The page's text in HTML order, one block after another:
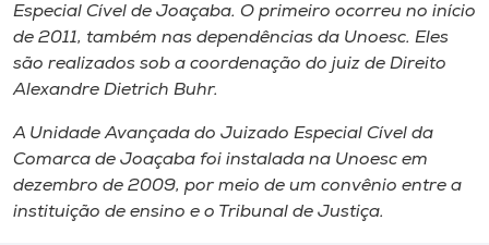
Selecione
Especial Cível de Joaçaba. O primeiro ocorreu no início
de 2011, também nas dependências da Unoesc. Eles
são realizados sob a coordenação do juiz de Direito
Alexandre Dietrich Buhr.
A Unidade Avançada do Juizado Especial Cível da
Comarca de Joaçaba foi instalada na Unoesc em
dezembro de 2009, por meio de um convênio entre a
instituição de ensino e o Tribunal de Justiça.